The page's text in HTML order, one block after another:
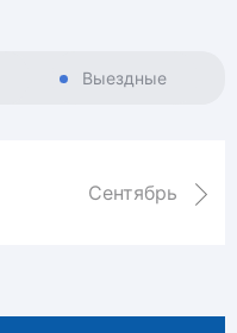
Выездные
Сентябрь